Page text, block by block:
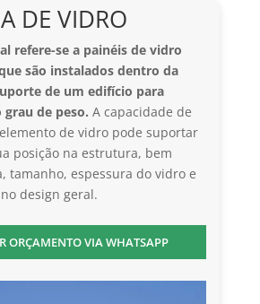
DE VIDRO
refere-se a painéis de vidro
são instalados dentro da
de um edifício para
de peso. A capacidade de
de vidro pode suportar
posição na estrutura, bem
tamanho, espessura do vidro e
design geral.
ORÇAMENTO VIA WHATSAPP